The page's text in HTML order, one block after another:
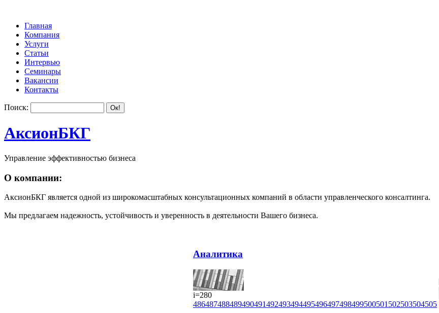
Главная
Компания
Услуги
Статьи
Интервью
Семинары
Вакансии
Контакты
Поиск:
АксионБКГ
Управление эффективностью бизнеса
О компании:
АксионБКГ является одной из широкомасштабных консультационных компаний в области управленческого консалтинга.
Мы предлагаем надежность, устойчивость и уверенность в деятельности Вашего бизнеса.
Аналитика
i=280
486487488489490491492493494495496497498499500501 502503504505